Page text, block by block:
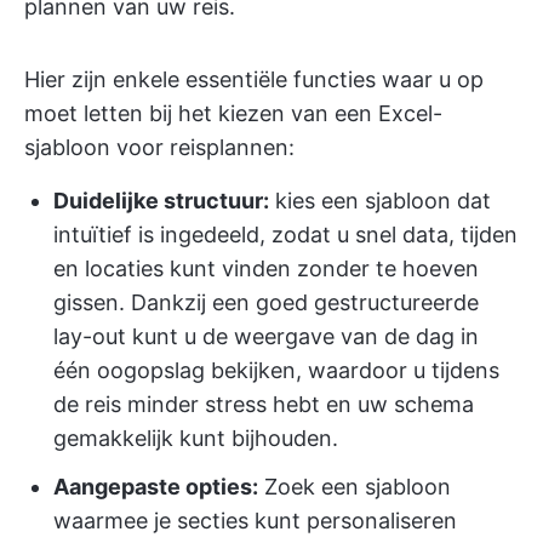
plannen van uw reis.
Hier zijn enkele essentiële functies waar u op
moet letten bij het kiezen van een Excel-
sjabloon voor reisplannen:
Duidelijke structuur: kies een sjabloon dat
intuïtief is ingedeeld, zodat u snel data, tijden
en locaties kunt vinden zonder te hoeven
gissen. Dankzij een goed gestructureerde
lay-out kunt u de weergave van de dag in
één oogopslag bekijken, waardoor u tijdens
de reis minder stress hebt en uw schema
gemakkelijk kunt bijhouden.
Aangepaste opties: Zoek een sjabloon
waarmee je secties kunt personaliseren